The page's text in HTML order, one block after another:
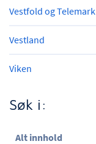
Vestfold og Telemark
Vestland
Viken
Søk i:
Alt innhold